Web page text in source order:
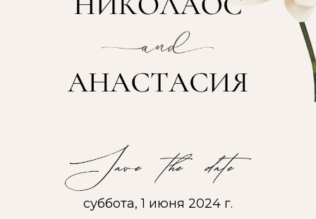
суббота, 1 июня 2024 г.